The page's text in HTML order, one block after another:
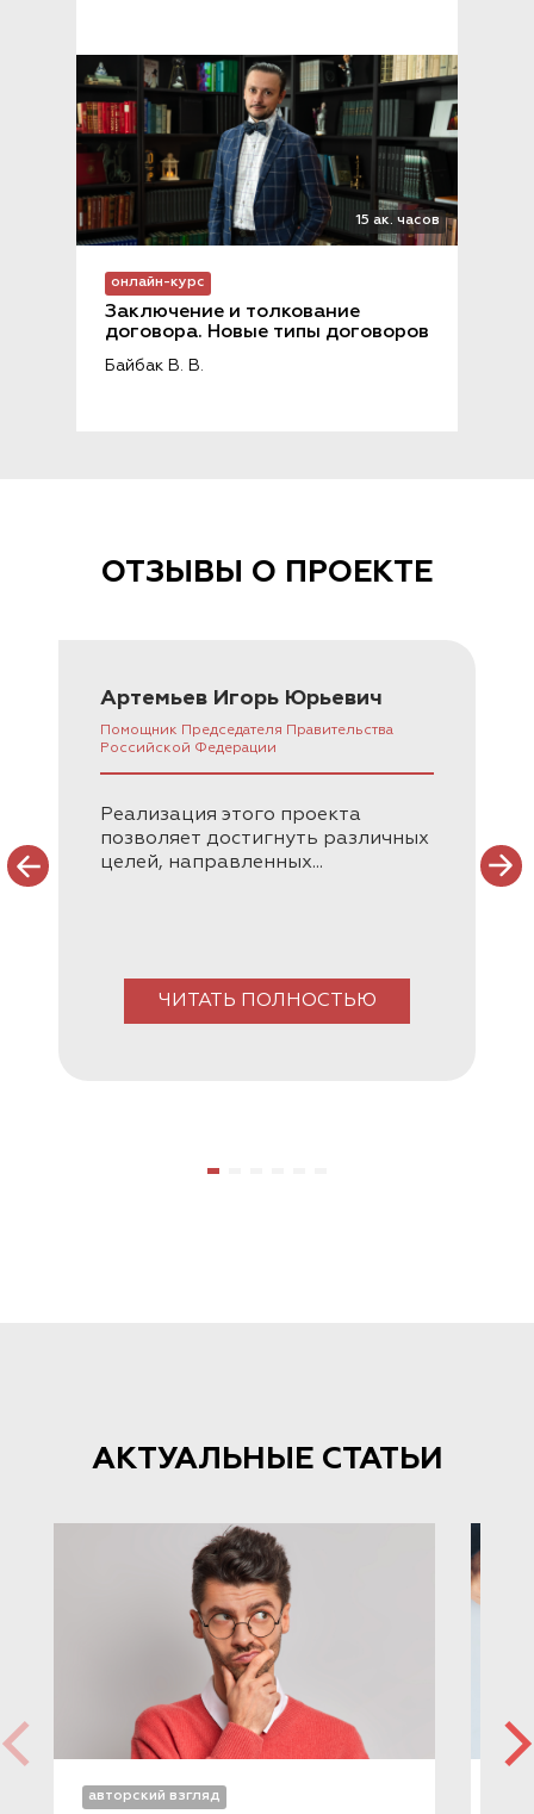
15 ак. часов
онлайн-курс
Заключение и толкование
договора. Новые типы договоров
Байбак В. В.
ОТЗЫВЫ О ПРОЕКТЕ
Артемьев Игорь Юрьевич
Помощник Председателя Правительства
Российской Федерации
Реализация этого проекта
позволяет достигнуть различных
целей, направленных...
ЧИТАТЬ ПОЛНОСТЬЮ
АКТУАЛЬНЫЕ СТАТЬИ
авторский взгляд